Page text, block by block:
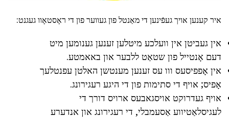
איר קענען אויך געפֿינען די מאַנטל פון געווער פון די ראָסטאָוו געגנט:
אין געביטן אין וועלכע מיטלען זענען גענומען מיט
דעם אָנטייל פון שטאַט ללבער און באאמטע.
אין אָפפיסעס ווו עס זענען מענטשן האלטן עפנטלעך
אָפיס; אויף די סתימות פון די היגע רעגירונג.
אויף געדרוקט אויסגאבעס ארויס דורך די
לעגיסלאַטיווע אַסעמבלי, די רעגירונג און אנדערע